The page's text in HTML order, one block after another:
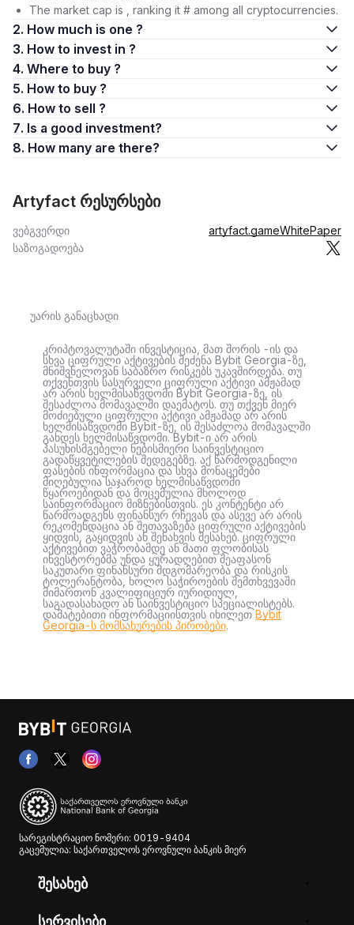
The market cap is , ranking it # among all cryptocurrencies.
2. How much is one ?
3. How to invest in ?
4. Where to buy ?
5. How to buy ?
6. How to sell ?
7. Is a good investment?
8. How many are there?
Artyfact რესურსები
ვებგვერდი artyfact.gameWhitePaper
საზოგადოება
უარის განაცხადი
კრიპტოვალუტაში ინვესტიცია, მათ შორის -ის და
სხვა ციფრული აქტივების შეძენა Bybit Georgia-ზე,
მნიშვნელოვან საბაზრო რისკებს უკავშირდება. თუ
თქვენთვის სასურველი ციფრული აქტივი ამჟამად
არ არის ხელმისაწვდომი Bybit Georgia-ზე, ის
შესაძლოა მომავალში დაემატოს. თუ თქვენ მიერ
მოძიებული ციფრული აქტივი ამჟამად არ არის
ხელმისაწვდომი Bybit-ზე, ის შესაძლოა მომავალში
გახდეს ხელმისაწვდომი. Bybit-ი არ არის
პასუხისმგებელი ნებისმიერი საინვესტიციო
გადაწყვეტილების შედეგებზე. აქ წარმოდგენილი
ფასების ინფორმაცია და სხვა მონაცემები
მიღებულია საჯაროდ ხელმისაწვდომი
წყაროებიდან და მოცემულია მხოლოდ
საინფორმაციო მიზნებისთვის. ეს კონტენტი არ
წარმოადგენს ფინანსურ რჩევას და ასევე არ არის
რეკომენდაცია ან შეთავაზება ციფრული აქტივების
ყიდვის, გაყიდვის ან შენახვის შესახებ. ციფრული
აქტივებით ვაჭრობამდე ან მათი ფლობისას
ინვესტორებმა უნდა ყურადღებით შეაფასონ
საკუთარი ფინანსური მდგომარეობა და რისკის
ტოლერანტობა, ხოლო საჭიროების შემთხვევაში
მიმართონ კვალიფიციურ იურიდიულ,
საგადასახადო ან საინვესტიციო სპეციალისტებს.
დამატებითი ინფორმაციისთვის იხილეთBybit
Georgia-ს მომსახურების პირობები.
სარეგისტრაციო ნომერი: 0019-9404
გაცემულია: საქართველოს ეროვნული ბანკის მიერ
შესახებ
სერვისები